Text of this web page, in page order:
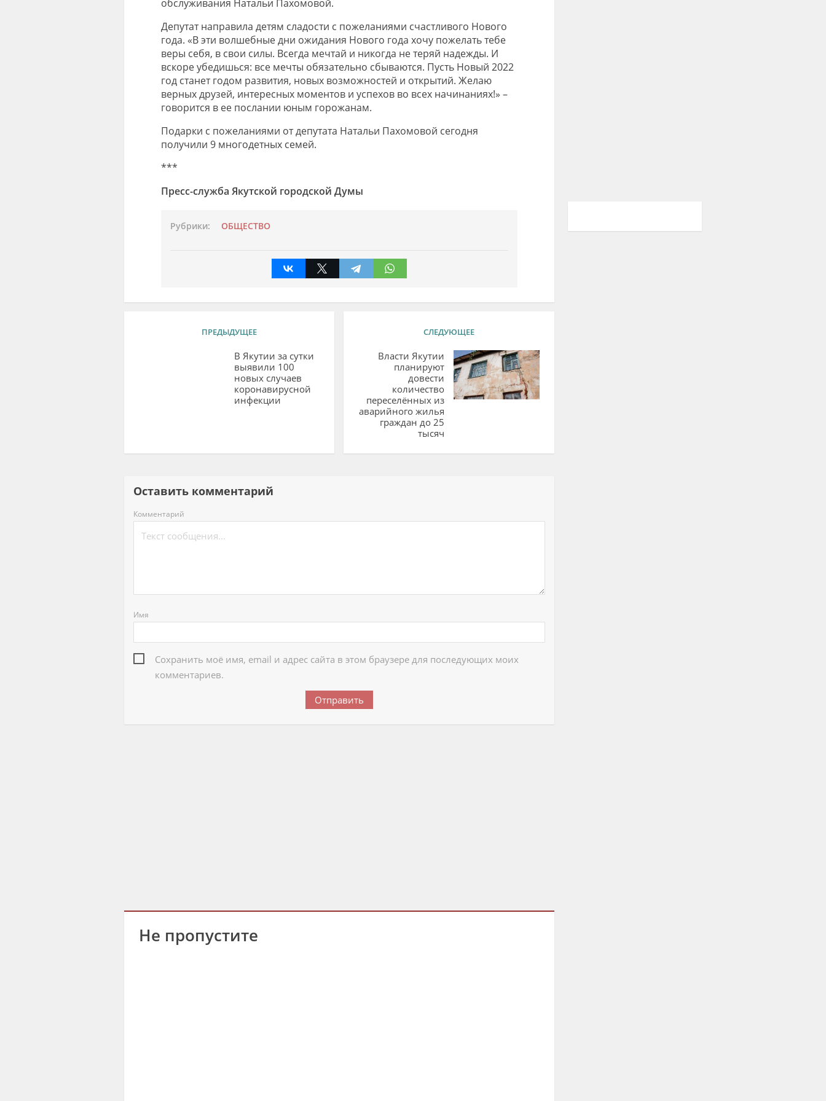
обслуживания Натальи Пахомовой.
Депутат направила детям сладости с пожеланиями счастливого Нового
года. «В эти волшебные дни ожидания Нового года хочу пожелать тебе
веры себя, в свои силы. Всегда мечтай и никогда не теряй надежды. И
вскоре убедишься: все мечты обязательно сбываются. Пусть Новый 2022
год станет годом развития, новых возможностей и открытий. Желаю
верных друзей, интересных моментов и успехов во всех начинаниях!» –
говорится в ее послании юным горожанам.
Подарки с пожеланиями от депутата Натальи Пахомовой сегодня
получили 9 многодетных семей.
***
Пресс-служба Якутской городской Думы
Рубрики: ОБЩЕСТВО
ПРЕДЫДУЩЕЕ
В Якутии за сутки
выявили 100
новых случаев
коронавирусной
инфекции
СЛЕДУЮЩЕЕ
Власти Якутии
планируют
довести
количество
переселённых из
аварийного жилья
граждан до 25
тысяч
Оставить комментарий
Комментарий
Имя
Сохранить моё имя, email и адрес сайта в этом браузере для последующих моих
комментариев.
Не пропустите